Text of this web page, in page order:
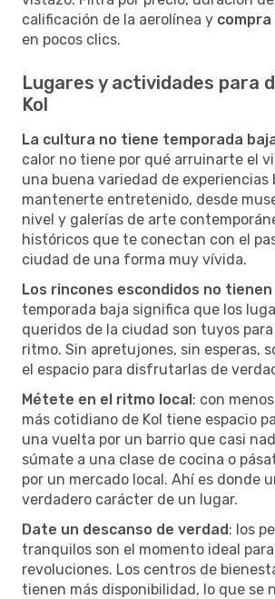
calificación de la aerolínea y compra
en pocos clics.
Lugares y actividades para
Kol
La cultura no tiene temporada
calor no tiene por qué arruinarte el
una buena variedad de experiencias
mantenerte entretenido, desde
nivel y galerías de arte
históricos que te conectan con el
ciudad de una forma muy vívida.
Los rincones escondidos no tienen
temporada baja significa que los
queridos de la ciudad son tuyos
ritmo. Sin apretujones, sin esperas,
el espacio para disfrutarlas de
Métete en el ritmo local: con
más cotidiano de Kol tiene espacio
una vuelta por un barrio que casi
súmate a una clase de cocina o
por un mercado local. Ahí es donde
verdadero carácter de un lugar.
Date un descanso de verdad: los
tranquilos son el momento ideal
revoluciones. Los centros de
tienen más disponibilidad, lo que se